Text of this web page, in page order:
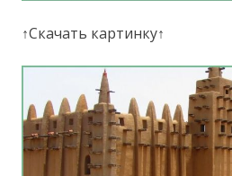
↑Скачать картинку↑